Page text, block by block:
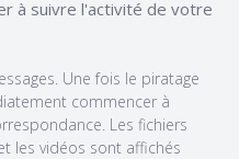
à suivre l'activité de votre
Une fois le piratage
commencer à
Les fichiers
les vidéos sont affichés